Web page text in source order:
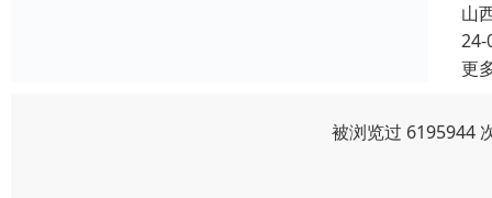
山
24-
更
被浏览过 6195944